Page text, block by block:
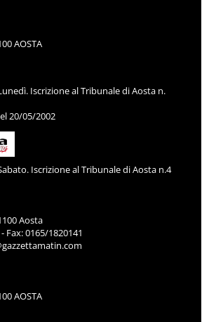
AOSTA
Iscrizione al Tribunale di Aosta n.
20/05/2002
Iscrizione al Tribunale di Aosta n.4
Aosta
Fax: 0165/1820141
AOSTA